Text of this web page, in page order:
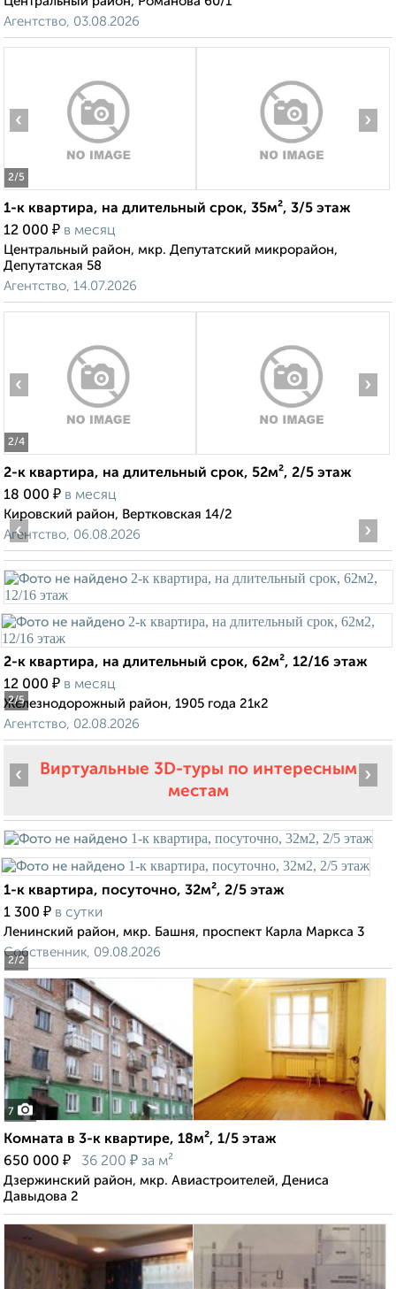
Агентство, 03.08.2026
2/5
‹ ›
1-к квартира, на длительный срок, 35м², 3/5 этаж
12 000 ₽ в месяц
Центральный район, мкр. Депутатский микрорайон,
Депутатская 58
Агентство, 14.07.2026
2/4
‹ ›
2-к квартира, на длительный срок, 52м², 2/5 этаж
18 000 ₽ в месяц
Кировский район, Вертковская 14/2
Агентство, 06.08.2026
2/5
‹ ›
2-к квартира, на длительный срок, 62м², 12/16 этаж
12 000 ₽ в месяц
Железнодорожный район, 1905 года 21к2
Агентство, 02.08.2026
Виртуальные 3D-туры по интересным
местам
2/2
‹ ›
1-к квартира, посуточно, 32м², 2/5 этаж
1 300 ₽ в сутки
Ленинский район, мкр. Башня, проспект Карла Маркса 3
Собственник, 09.08.2026
7
Комната в 3-к квартире, 18м², 1/5 этаж
650 000 ₽ 36 200 ₽ за м²
Дзержинский район, мкр. Авиастроителей, Дениса
Давыдова 2